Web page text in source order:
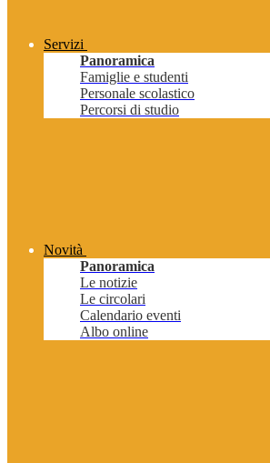
Servizi
Panoramica
Famiglie e studenti
Personale scolastico
Percorsi di studio
Novità
Panoramica
Le notizie
Le circolari
Calendario eventi
Albo online